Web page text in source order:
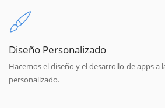
Diseño Personalizado
Hacemos el diseño y el desarrollo de apps
personalizado.